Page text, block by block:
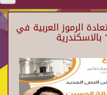
الرموز العربية في